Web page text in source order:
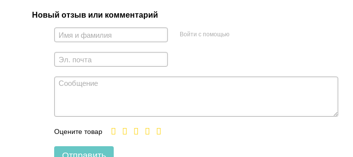
Новый отзыв или комментарий
Войти с помощью
Оцените товар